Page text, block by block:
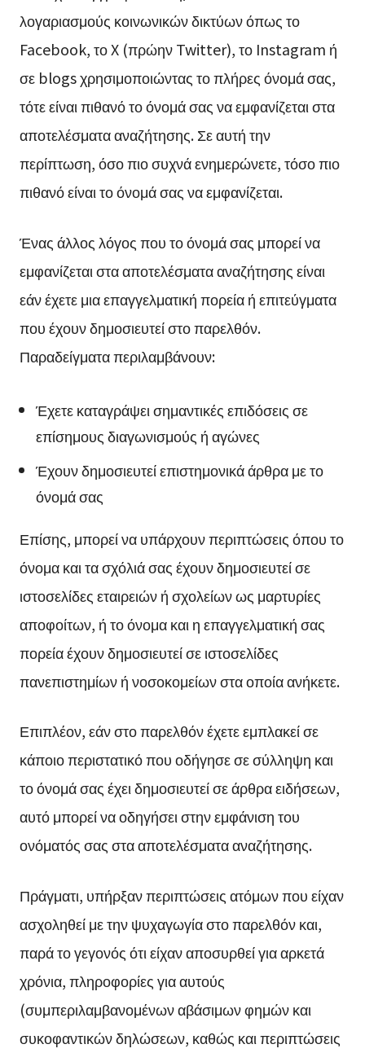
λογαριασμούς κοινωνικών δικτύων όπως το
Facebook, το X (πρώην Twitter), το Instagram ή
σε blogs χρησιμοποιώντας το πλήρες όνομά σας,
τότε είναι πιθανό το όνομά σας να εμφανίζεται στα
αποτελέσματα αναζήτησης. Σε αυτή την
περίπτωση, όσο πιο συχνά ενημερώνετε, τόσο πιο
πιθανό είναι το όνομά σας να εμφανίζεται.
Ένας άλλος λόγος που το όνομά σας μπορεί να
εμφανίζεται στα αποτελέσματα αναζήτησης είναι
εάν έχετε μια επαγγελματική πορεία ή επιτεύγματα
που έχουν δημοσιευτεί στο παρελθόν.
Παραδείγματα περιλαμβάνουν:
Έχετε καταγράψει σημαντικές επιδόσεις σε
επίσημους διαγωνισμούς ή αγώνες
Έχουν δημοσιευτεί επιστημονικά άρθρα με το
όνομά σας
Επίσης, μπορεί να υπάρχουν περιπτώσεις όπου το
όνομα και τα σχόλιά σας έχουν δημοσιευτεί σε
ιστοσελίδες εταιρειών ή σχολείων ως μαρτυρίες
αποφοίτων, ή το όνομα και η επαγγελματική σας
πορεία έχουν δημοσιευτεί σε ιστοσελίδες
πανεπιστημίων ή νοσοκομείων στα οποία ανήκετε.
Επιπλέον, εάν στο παρελθόν έχετε εμπλακεί σε
κάποιο περιστατικό που οδήγησε σε σύλληψη και
το όνομά σας έχει δημοσιευτεί σε άρθρα ειδήσεων,
αυτό μπορεί να οδηγήσει στην εμφάνιση του
ονόματός σας στα αποτελέσματα αναζήτησης.
Πράγματι, υπήρξαν περιπτώσεις ατόμων που είχαν
ασχοληθεί με την ψυχαγωγία στο παρελθόν και,
παρά το γεγονός ότι είχαν αποσυρθεί για αρκετά
χρόνια, πληροφορίες για αυτούς
(συμπεριλαμβανομένων αβάσιμων φημών και
συκοφαντικών δηλώσεων, καθώς και περιπτώσεις